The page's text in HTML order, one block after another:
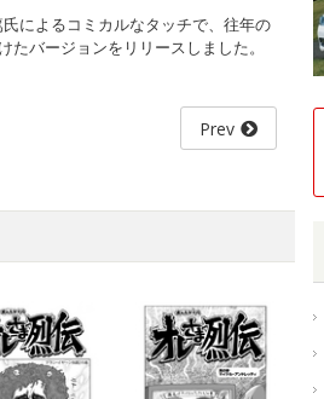
によるコミカルなタッチで、往年の
バージョンをリリースしました。
Prev